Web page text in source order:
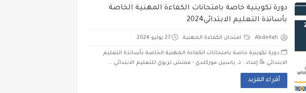
دورة تكوينية خاصة بامتحانات الكفاءة المهنية الخاصة
بأساتذة التعليم الابتدائي2024
Abdellah امتحان الكفاءة المهنية 27 يوليو 2024
🗂️ دورة تكوينية خاصة بامتحانات الكفاءة المهنية الخاصة بأساتذة التعليم
الابتدائي 📝 إعداد : ذ. ياسين موزكلدي - مفتش تربوي للتعليم الابتدائي ...
أقراء المزيد